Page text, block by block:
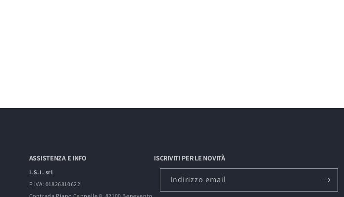
ASSISTENZA E INFO
I.S.I. srl
P.IVA: 01826810622
ISCRIVITI PER LE NOVITÀ
Indirizzo email